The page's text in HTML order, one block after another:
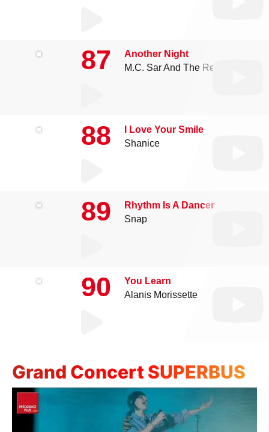
87
Another Night
M.C. Sar And The Real Mc Coy
88
I Love Your Smile
Shanice
89
Rhythm Is A Dancer
Snap
90
You Learn
Alanis Morissette
Grand Concert SUPERBUS